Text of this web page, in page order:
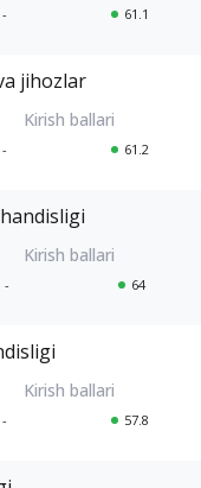
- 61.1
jihozlar
- 61.2
- 64
- 57.8